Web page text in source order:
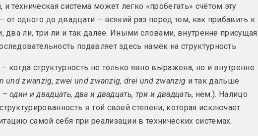
Надя Саяпина
2024, видео
Надя Саяпина
2024, мультимедийная работа, инсталляция
Sprong Passion
2024, живопись
Strange Sun
2024, объект
VYCINANKA (ad
и техническая система может легко «пробегать» счётом эту
от одного до двадцати – всякий раз перед тем, как прибавить к
два ли, три ли и так далее. Иными словами, внутренне присущая
подавляет здесь намёк на структурность.
– когда структурность не только явно выражена, но и внутренне
und zwanzig, zwei und zwanzig, drei und zwanzig и так дальше
–один и двадцать, два и двадцать, три и двадцать, нем.). Налицо
в той своей степени, которая исключает
самой себя при реализации в технических системах.